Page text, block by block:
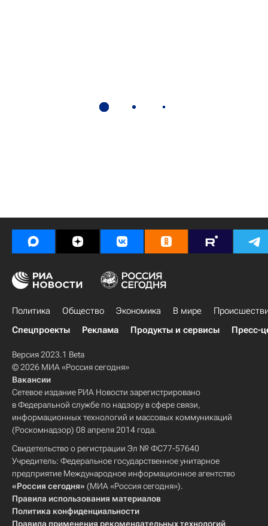
Политика Общество Экономика В мире
Спецпроекты
Реклама Продукты и сервисы Пресс-
Версия 2023.1 Beta
© 2026 МИА «Россия сегодня»
Вакансии
Сетевое издание РИА Новости зарегистрировано
в Федеральной службе по надзору в сфере связи,
информационных технологий и массовых коммуникаций
(Роскомнадзор) 08 апреля 2014 года.
Свидетельство о регистрации Эл № ФС77-57640
Учредитель: Федеральное государственное унитарное
предприятие Международное информационное агентство
«Россия сегодня» (МИА «Россия сегодня»).
Правила использования материалов
Политика конфиденциальности
Правила применения рекомендательных технологий